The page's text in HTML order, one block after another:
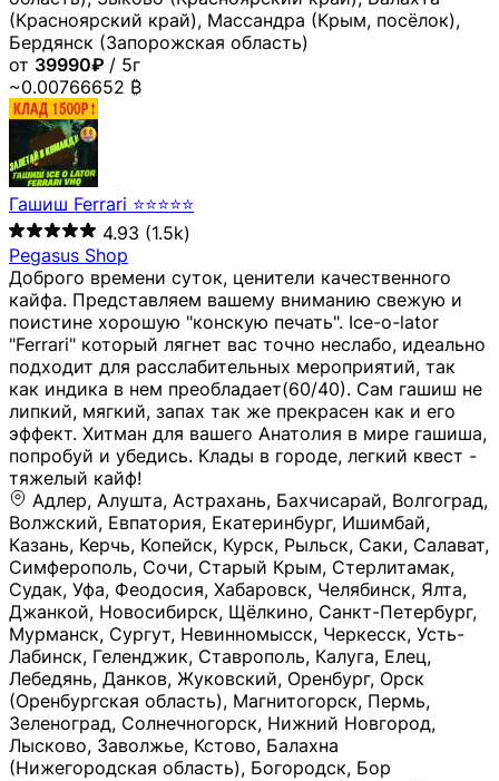
(Красноярский край), Массандра (Крым, посёлок),
Бердянск (Запорожская область)
от 39990₽ / 5г
~0.00766652 ₿
Гашиш Ferrari ⭐⭐⭐⭐⭐
4.93 (1.5k)
Pegasus Shop
Доброго времени суток, ценители качественного
кайфа. Представляем вашему вниманию свежую и
поистине хорошую "конскую печать". Ice-o-lator
"Ferrari" который лягнет вас точно неслабо, идеально
подходит для расслабительных мероприятий, так
как индика в нем преобладает(60/40). Сам гашиш не
липкий, мягкий, запах так же прекрасен как и его
эффект. Хитман для вашего Анатолия в мире гашиша,
попробуй и убедись. Клады в городе, легкий квест -
тяжелый кайф!
Адлер, Алушта, Астрахань, Бахчисарай, Волгоград, Волжский, Евпатория, Екатеринбург, Ишимбай, Казань, Керчь, Копейск, Курск, Рыльск, Саки, Салават, Симферополь, Сочи, Старый Крым, Стерлитамак, Судак, Уфа, Феодосия, Хабаровск, Челябинск, Ялта, Джанкой, Новосибирск, Щёлкино, Санкт-Петербург, Мурманск, Сургут, Невинномысск, Черкесск, Усть-Лабинск, Геленджик, Ставрополь, Калуга, Елец, Лебедянь, Данков, Жуковский, Оренбург, Орск (Оренбургская область), Магнитогорск, Пермь, Зеленоград, Солнечногорск, Нижний Новгород, Лысково, Заволжье, Кстово, Балахна (Нижегородская область), Богородск, Бор (Нижегородская область), Саратов, Энгельс, Ижевск, Тюмень, Ростов-на-Дону, Шахты, Новочеркасск, Батайск, Аксай, Люберцы, Истра, Москва, Армавир, Краснодар, Магадан, Самара, Анапа, Славянск-на-Кубани, Чаплыгин, Липецк, Нижний Тагил, Орехово-Зуево, Усть-Джегута, Лянтор, Нефтеюганск, Пыть-Ях, Урень, Ветлуга, Шахунья, Новороссийск, Крымск, Тимашёвск, Тольятти, Воткинск, Звенигород, Руза, Можайск, Белгород, Воронеж, Соликамск, Нытва, Лысьва (Пермский край), Чусовой, Кунгур, Краснокамск, Миасс, Губаха, Тула, Новомосковск, Донской, Омск, Льгов, Мытищи, Королёв, Ивантеевка, Балашиха, Семилуки, Кудымкар, Старый Оскол, Оса (Пермский край), Одинцово (Московская область), Ханты-Мансийск, Лабинск, Темрюк, Курганинск, Белореченск (Краснодарский край), Алупкa, Губкин, Рязань, Калининград, Усть-Илимск, Фрязино, Минеральные Воды, Пятигорск, Кострома, Ярославль, Коркино, Верхняя Пышма, Подольск, Красноярск, Смоленск, Долгопрудный, Чебоксары, Калачинск, Канск, Киров (Кировская область), Вологда, Рославль, Владивосток, Обнинск, Балабаново (Калужская область), Малоярославец, Брянск, Видное, Ярцево, Вязьма, Гагарин, Приволжск, Фурманов, Чайковский, Кинешма, Горячий Ключ, Улан-Удэ, Туймазы, Дюртюли, Альметьевск, Нефтекамск, Хадыженск, Апшеронск, Майкоп, Уссурийск, Ульяновск, Гатчина, Луга (Ленинградская область), Надым, Ногинск, Электросталь, Железнодорожный (Московская область), Бутурлиновка, Кириллов, Краснознаменск (Калиниградская область), Мышкин, Томмот, Холм, Абакан, Абдулино, Агидель, Агрыз, Адыгейск, Азнакаево, Алатырь, Алдан, Алейск, Александров, Александровск, Алексеевка (Белгородская обл.), Алексин, Амурск, Анадырь, Ангарск, Андреаполь, Анжеро-Судженск, Анива, Апатиты, Арамиль, Ардон, Арзамас, Аркадак, Арсеньев, Артём, Артёмовский, Архангельск, Асбест, Асино, Аткарск, Ахтубинск, Аша, Бабаево (Вологодская область), Бавлы (Республика Татарстан), Байкальск, Бакал, Баксан, Балаклава, Балаково (Саратовская область), Балашов (Саратовская область), Балтийск, Барабинск, Барнаул, Барыш (Ульяновская область), Бежецк, Белая Калитва (Ростовская область), Белебей, Белогорск (Крым), Белозерск, Белокуриха, Беломорск, Белоозёрский (Московская область), Белорецк (Республика Башкортостан), Кызыл, Белоярский (Ханты-Мансийский АО), Бердск, Березники (Пермский край), Берёзовский (Кемеровская область), Берёзовский (Свердловская область), Беслан, Бийск, Бикин, Билибино, Биробиджан, Благовещенск (Амурская область), Благовещенск (Башкортостан), Бобров, Богородицк, Боготол, Богучар, Бокситогорск (Ленинградская область), Бологое (Тверская область), Болхов, Большой Камень (Приморский край), Борисоглебск (Воронежская область), Боровичи (Новгородская область), Боровск, Бородино, Братск, Бронницы (Московская область), Бугульма (Республика Татарстан), Бугуруслан (Оренбургская область), Буинск, Буй, Буйнакск, Валдай, Валуйки, Велиж, Великие Луки, Великий Новгород, Великий Устюг, Вельск, Венёв, Верещагино, Верхнеуральск, Верхний Уфалей, Верхняя Салда, Верхняя Тура, Весьегонск, Вилючинск, Вихоревка, Вичуга, Владикавказ, Волгодонск, Волгореченск, Володарск, Волосово, Волчанск, Вольск, Воркута, Ворсма, Всеволожск (Ленинградская область), Вуктыл, Выкса, Высоковск, Высоцк, Вытегра, Вышний Волочёк, Вяземский, Вязники, Вятские Поляны, Нея, Шилка, Гаврилов Посад, Гаврилов-Ям, Гай, Галич, Гдов, Голицыно, Горно-Алтайск, Горнозаводск, Горняк, Городец, Гороховец, Гремячинск, Грозный, Грязи, Грязовец, Губкинский, Гуково, Гулькевичи, Гурьевск (Калининградская область), Гурьевск (Кемеровская область), Гусев, Гусь-Хрустальный, Давлеканово, Далматово, Дальнегорск, Дегтярск, Дедовск, Демидов, Дербент, Десногорск, Дзержинск, Дзержинский (Московская область), Дивногорск, Димитровград, Дмитровск, Дно, Добрянка, Долинск, Домодедово, Донецк (ДНР), Дорогобуж, Дрезна, Дубна, Дудинка, Духовщина, Дятьково, Егорьевск, Елабуга, Елизово, Ельня (Будет изменено название), Емва, Енисейск, Ермолино, Ершов, Ессентуки, Ефремов, Железноводск, Железногорск (Красноярский край), Железногорск (Курская область), Железногорск-Илимский, Жигулёвск, Жиздра, Жирновск, Жуков, Жуковка, Заводоуковск, Заволжск, Задонск, Заинск, Заозёрный, Заозёрск, Западная Двина, Заполярный, Зарайск, Заречный (Пензенская область), Заречный (Свердловская область), Заринск, Звенигово, Зверево, Зеленогорск ( Ленинградская обл. ), Зеленоградск, Зеленодольск, Зеленокумск, Зерноград, Зима, Змеиногорск, Зубцов, Ивангород, Иваново, Ивдель, Избербаш, Изобильный, Иланский, Инза, Инкерман, Инта, Ипатово, Искитим, Йошкар-Ола, Кадников, Калач, Калач-на-Дону, Калининск, Калтан, Калязин, Камбарка, Каменка (Пензенская область), Каменногорск (Ленинградская область), Каменск-Уральский, Каменск-Шахтинский, Камень-на-Оби, Камешково, Камышин, Канаш, Кандалакша, Карабаново, Карабаш, Карачаевск, Каргат, Каргополь, Карпинск, Карталы, Касимов, Касли, Каспийск, Катав-Ивановск, Катайск, Качканар, Кашин, Кашира, Кемерово, Кемь, Кизел, Кизилюрт, Кизляр, Кимовск, Кимры, Кингисепп, Кинель, Киреевск, Киренск, Киржач, Кириши, Кирово-Чепецк, Кировск (Ленинградская область), Кировск (Мурманская область), Кирсанов, Киселёвск, Кисловодск, Климовск, Клинцы, Княгинино, Ковдор, Ковров, Когалым, Козельск, Козьмодемьянск, Кола, Кологрив, Колпашево, Колпино, Кольчугино, Комсомольск, Комсомольск-на-Амуре, Конаково, Кондопога, Кондрово, Константиновск, Кораблино, Кореновск, Корсаков, Коряжма, Костерёво, Костомукша, Котельники, Котельниково, Котельнич, Котлас, Котовск, Кохма, Красноармейск (Московская область), Краснозаводск, Краснознаменск (Московская область), Краснокаменск, Краснослободск (Волгоградская область), Краснотурьинск, Красноуральск, Красный Сулин, Кремёнки, Кропоткин, Кубинка, Кувшиново (Тверская область), Кудрово, Кулебаки, Кумертау, Курлово, Куровское, Куртамыш, Курчатов, Куса, Кушва, Кыштым, Лабытнанги, Лагань, Лаишево (Республика Татарстан), Лакинск, Лангепас, Лахденпохья, Ленинск-Кузнецкий, Ленск (Республика Саха), Лермонтов (Ставропольский край), Лесозаводск (Приморский край), Лесосибирск, Ливны (Орловская область), Ликино-Дулёво, Липки (Тульская область), Лиски (Воронежская область), Лихославль, Лодейное Поле, Ломоносов (Санкт-Петербург), Лосино-Петровский, Лукоянов, Луховицы, Лыткарино, Любань (Ленинградская область), Любим, Людиново, Магас, Майский, Макаров, Малая Вишера, Малгобек, Мамадыш, Мамоново, Мантурово, Маркс, Махачкала, Мглин, Мегион, Медвежьегорск, Медногорск, Медынь, Меленки, Мелеуз, Менделеевск, Мещовск, Микунь, Миллерово, Минусинск, Миньяр, Мирный (Архангельская область), Мирный (Якутия), Михайловка (Город), Михайловск (Свердловская область), Михайловск (Ставропольский край), Могоча, Можга, Моздок, Мончегорск, Морозовск, Моршанск, Мосальск, Муравленко, Мурино, Муром, Мценск, Мыски, Набережные Челны, Навашино (Нижегородская область), Назарово (Красноярский край), Назрань, Нальчик, Наро-Фоминск, Нарткала, Нарьян-Мар, Находка, Невель (Псковская область), Невельск, Невьянск, Нелидово (Тверская область), Неман, Нерехта (Костромская область), Нерюнгри, Нестеров, Нефтегорск (Самарская область), Нефтекумск, Нижневартовск, Нижнекамск (Республика Татарстан), Нижнеудинск, Нижние Серги, Нижний Ломов, Нижняя Тура, Николаевск-на-Амуре, Никольск (Вологодская область), Никольск (Пензенская область), Новая Ладога, Новая Ляля, Новоалександровск, Новоалтайск, Нововоронеж, Новодвинск, Новозыбков, Новокубанск, Новокуйбышевск, Новомичуринск, Новопавловск, Новоржев, Новосокольники, Новотроицк, Новоульяновск, Новоуральск, Новохопёрск, Новочебоксарск, Новошахтинск, Новый Оскол, Новый Уренгой, Норильск, Нурлат, Нягань, Нязепетровск, Няндома, Облучье, Обоянь, Озёрск (Калининградская область), Озёрск (Челябинская область), Озёры, Октябрьск (Самарская область), Октябрьский (Башкортостан), Окуловка (Новгородская область), Оленегорск, Олонец, Онега, Опочка, Осинники, Осташков, Остров, Острогожск, Отрадный, Оха, Павлово, Павловск (Воронежская область), Павловск (Санкт-Петербург), Павловский Посад, Партизанск, Певек, Пенза, Первоуральск, Перевоз, Пересвет, Переславль-Залесский, Пестово (Новгородская область), Петрозаводск, Петропавловск-Камчатский, Печоры, Пикалёво, Пионерский, Питкяранта, Плавск, Плёс, Подпорожье, Покачи, Покров, Покровск, Полесск, Полысаево, Полярные Зори, Полярный, Поронайск, Порхов, Похвистнево, Почеп, Починок, Пошехонье, Правдинск, Приморск (Калининградская область), Приморско-Ахтарск, Приозерск, Прокопьевск, Протвино, Прохладный, Пугачёв, Пудож, Пустошка, Пушкино, Пущино, Пыталово, Радужный (Владимирская область), Радужный (Ханты-Мансийский АО), Райчихинск, Раменское, Рассказово, Ревда, Реж, Реутов, Родники, Россошь, Ростов (Ярославская обл.), Рошаль, Ртищево, Рубцовск, Рузаевка, Рыбинск, Рыбное, Ряжск, Салехард, Сальск, Саранск, Сарапул, Саров, Сасово, Сатка, Сафоново, Саяногорск, Саянск, Светлогорск, Светлоград, Светлый, Светогорск (Ленинградская область), Свободный, Себеж, Северобайкальск, Северодвинск, Североуральск, Сегежа, Семикаракорск, Сенгилей, Серафимович, Сергач, Сергиев Посад, Сердобск, Сертолово (Ленинградская область), Сестрорецк (Ленинградская область), Сибай, Скопин, Славгород, Сланцы, Слободской, Слюдянка, Собинка, Советск (Кировская область), Советск (Калининградская область), Советск (Тульская область), Советская Гавань, Советский (Ханты-Мансийский АО), Сокол (Вологодская область), Солигалич, Соль-Илецк, Сольцы, Сортавала, Сосенский, Сосновоборск, Сосновый Бор (Ленинградская область), Сосногорск, Спас-Клепики, Спасск-Рязанский, С